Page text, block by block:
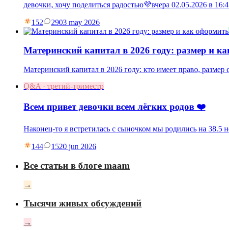
девочки, хочу поделиться радостью💜вчера 02.05.2026 в
152 2903 may 2026
Материнский капитал в 2026 году: размер и
Материнский капитал в 2026 году: кто имеет право,
Q&A · третий-триместр
Всем привет девочки всем лёгких родов ❤️
Наконец-то я встретилась с сыночком мы родились на 38.5
144 1520 jun 2026
Все статьи в блоге maam
→
Тысячи живых обсуждений
→